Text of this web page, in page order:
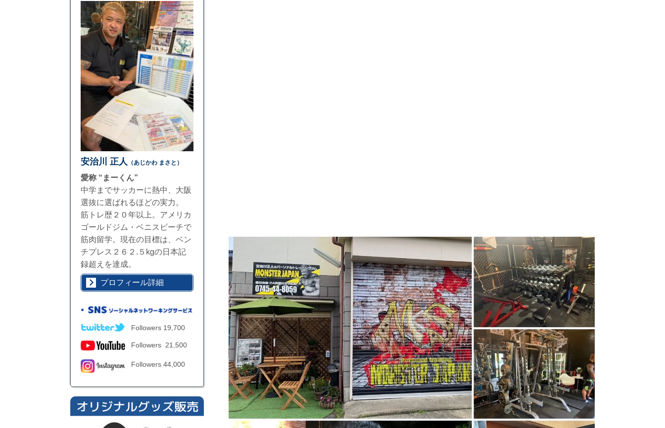
安治川 正人 （あじかわ まさと）
愛称 “まーくん”
中学までサッカーに熱中、大阪
選抜に選ばれるほどの実力。
筋トレ歴２０年以上。アメリカ
ゴールドジム・ベニスビーチで
筋肉留学。現在の目標は、ベン
チプレス２６２.５kgの日本記
録超えを達成。
プロフィール詳細
Followers 19,700
Followers 21,500
Followers 44,000